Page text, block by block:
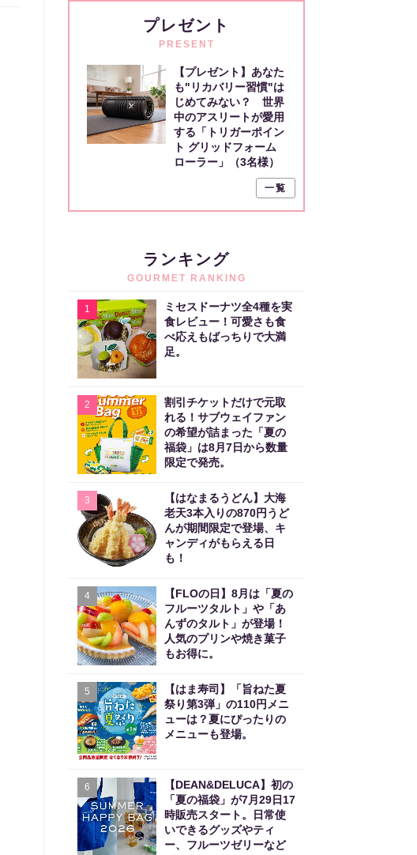
プレゼント
PRESENT
【プレゼント】あなた
も"リカバリー習慣"は
じめてみない？ 世界
中のアスリートが愛用
する「トリガーポイン
ト グリッドフォーム
ローラー」（3名様）
一覧
ランキング
GOURMET RANKING
1
ミセスドーナツ全4種を実
食レビュー！可愛さも食
べ応えもばっちりで大満
足。
2
割引チケットだけで元取
れる！サブウェイファン
の希望が詰まった「夏の
福袋」は8月7日から数量
限定で発売。
3
【はなまるうどん】大海
老天3本入りの870円うど
んが期間限定で登場、キ
ャンディがもらえる日
も！
4
【FLOの日】8月は「夏の
フルーツタルト」や「あ
んずのタルト」が登場！
人気のプリンや焼き菓子
もお得に。
5
【はま寿司】「旨ねた夏
祭り第3弾」の110円メニ
ューは？夏にぴったりの
メニューも登場。
6
【DEAN&DELUCA】初の
「夏の福袋」が7月29日17
時販売スタート。日常使
いできるグッズやティ
ー、フルーツゼリーなど